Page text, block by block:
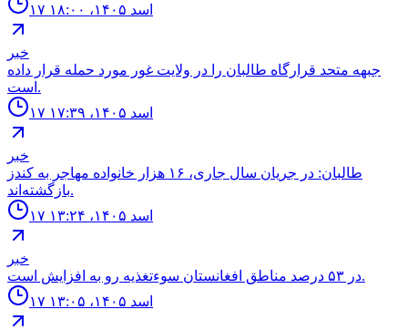
۱۷ اسد ۱۴۰۵، ۱۸:۰۰
خبر
جبهه متحد قرارگاه طالبان را در ولایت غور مورد حمله قرار داده
است.
۱۷ اسد ۱۴۰۵، ۱۷:۳۹
خبر
طالبان: در جریان سال جاری، ۱۶ هزار خانواده مهاجر به کندز
بازگشته‌اند.
۱۷ اسد ۱۴۰۵، ۱۳:۲۴
خبر
در ۵۳ درصد مناطق افغانستان سوءتغذیه رو به افزایش است.
۱۷ اسد ۱۴۰۵، ۱۳:۰۵